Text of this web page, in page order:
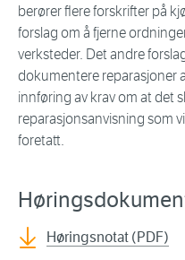
berører flere forskrifter på
forslag om å fjerne
verksteder. Det andre
dokumentere reparasjoner
innføring av krav om at det
reparasjonsanvisning som
foretatt.
Høringsnotat (PDF)